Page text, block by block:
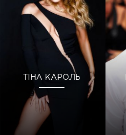
ТІНА КАРОЛЬ